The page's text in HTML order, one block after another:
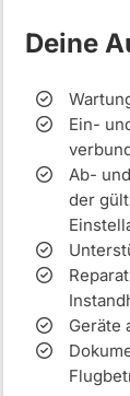
Deine
Ein-
Ab-
der
Geräte